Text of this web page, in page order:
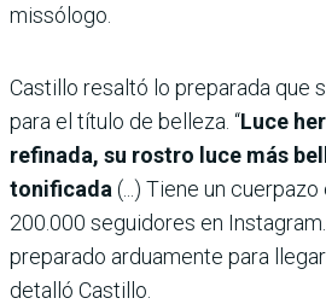
missólogo.
Castillo resaltó lo preparada que
para el título de belleza. “Luce
refinada, su rostro luce más
tonificada (...) Tiene un
200.000 seguidores en
preparado arduamente para
detalló Castillo.